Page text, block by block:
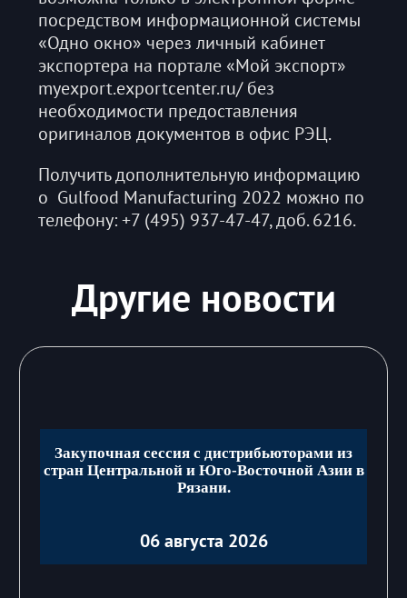
посредством информационной системы
«Одно окно» через личный кабинет
экспортера на портале «Мой экспорт»
myexport.exportcenter.ru/ без
необходимости предоставления
оригиналов документов в офис РЭЦ.
Получить дополнительную информацию
о Gulfood Manufacturing 2022 можно по
телефону: +7 (495) 937-47-47, доб. 6216.
Другие новости
Закупочная сессия с дистрибьюторами из
стран Центральной и Юго-Восточной Азии в
Рязани.
06 августа 2026